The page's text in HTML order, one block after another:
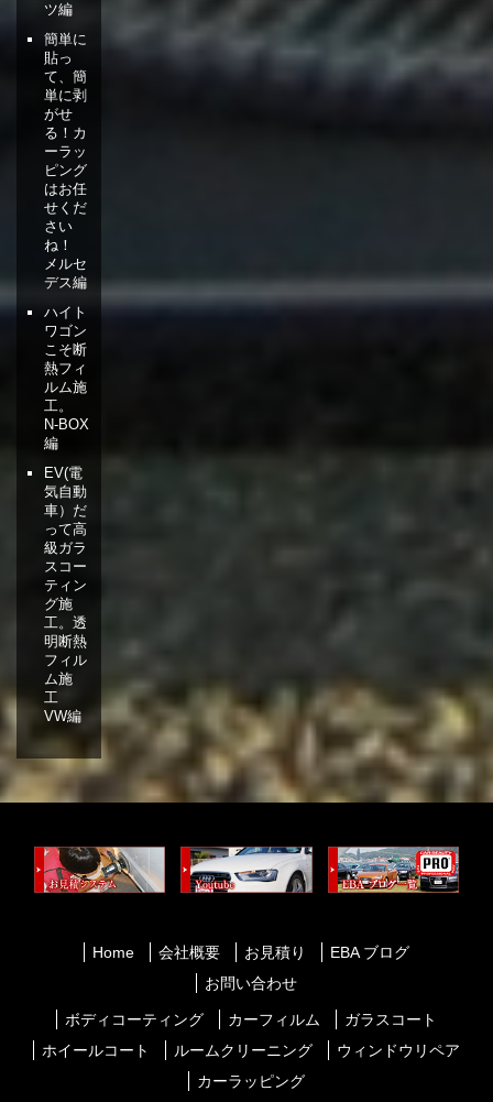
ツ編
簡単に
貼っ
て、簡
単に剥
がせ
る！カ
ーラッ
ピング
はお任
せくだ
さい
ね！
メルセ
デス編
ハイト
ワゴン
こそ断
熱フィ
ルム施
工。
N-BOX
編
EV(電
気自動
車）だ
って高
級ガラ
スコー
ティン
グ施
工。透
明断熱
フィル
ム施
工
VW編
Home 会社概要 お見積り
EBA ブログ
お問い合わせ
ボディコーティング カーフィルム
ガラスコート
ホイールコート
ルームクリーニング
ウィンドウリペア
カーラッピング